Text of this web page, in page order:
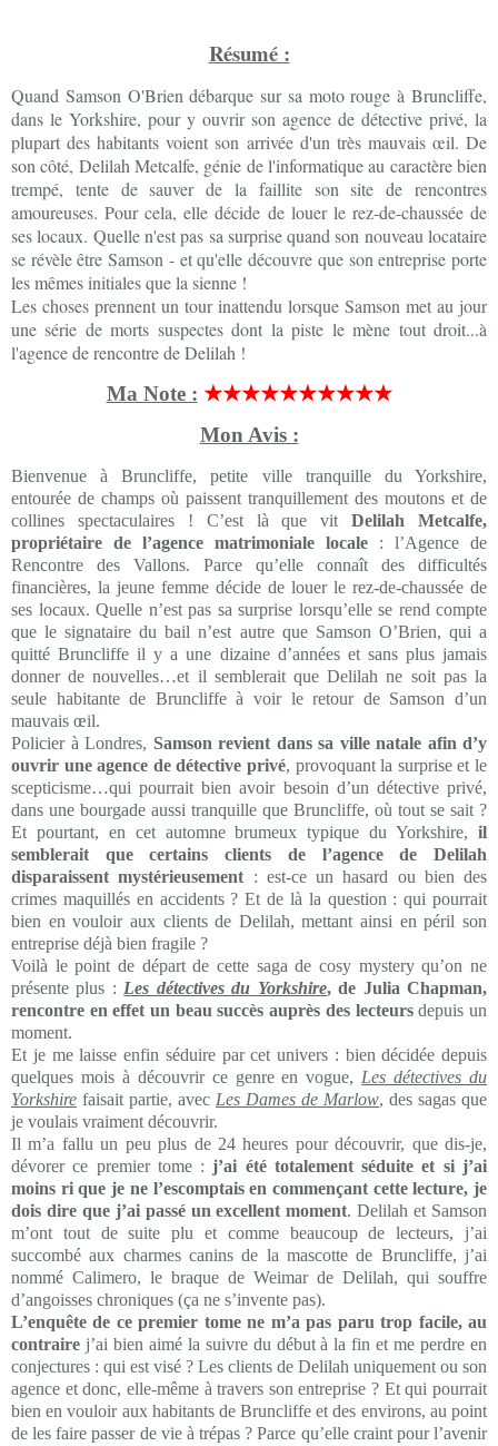
Résumé :
Quand Samson O'Brien débarque sur sa moto rouge à Bruncliffe,
dans le Yorkshire, pour y ouvrir son agence de détective privé, la
plupart des habitants voient son arrivée d'un très mauvais œil. De
son côté, Delilah Metcalfe, génie de l'informatique au caractère bien
trempé, tente de sauver de la faillite son site de rencontres
amoureuses. Pour cela, elle décide de louer le rez-de-chaussée de
ses locaux. Quelle n'est pas sa surprise quand son nouveau locataire
se révèle être Samson - et qu'elle découvre que son entreprise porte
les mêmes initiales que la sienne !
Les choses prennent un tour inattendu lorsque Samson met au jour
une série de morts suspectes dont la piste le mène tout droit...à
l'agence de rencontre de Delilah !
Ma Note : ★★★★★★★★★★
Mon Avis :
Bienvenue à Bruncliffe, petite ville tranquille du Yorkshire,
entourée de champs où paissent tranquillement des moutons et de
collines spectaculaires ! C’est là que vitDelilah Metcalfe,
propriétaire de l’agence matrimoniale locale : l’Agence de
Rencontre des Vallons. Parce qu’elle connaît des difficultés
financières, la jeune femme décide de louer le rez-de-chaussée de
ses locaux. Quelle n’est pas sa surprise lorsqu’elle se rend compte
que le signataire du bail n’est autre que Samson O’Brien, qui a
quitté Bruncliffe il y a une dizaine d’années et sans plus jamais
donner de nouvelles…et il semblerait que Delilah ne soit pas la
seule habitante de Bruncliffe à voir le retour de Samson d’un
mauvais œil.
Policier à Londres, Samson revient dans sa ville natale afin d’y
ouvrir une agence de détective privé, provoquant la surprise et le
scepticisme…qui pourrait bien avoir besoin d’un détective privé,
dans une bourgade aussi tranquille que Bruncliffe, où tout se sait ?
Et pourtant, en cet automne brumeux typique du Yorkshire, il
semblerait que certains clients de l’agence de Delilah
disparaissent mystérieusement : est-ce un hasard ou bien des
crimes maquillés en accidents ? Et de là la question : qui pourrait
bien en vouloir aux clients de Delilah, mettant ainsi en péril son
entreprise déjà bien fragile ?
Voilà le point de départ de cette saga de cosy mystery qu’on ne
présente plus : Les détectives du Yorkshire, de Julia Chapman,
rencontre en effet un beau succès auprès des lecteursdepuis un
moment.
Et je me laisse enfin séduire par cet univers : bien décidée depuis
quelques mois à découvrir ce genre en vogue, Les détectives du
Yorkshire faisait partie, avec Les Dames de Marlow, des sagas que
je voulais vraiment découvrir.
Il m’a fallu un peu plus de 24 heures pour découvrir, que dis-je,
dévorer ce premier tome :j’ai été totalement séduite et si j’ai
moins ri que je ne l’escomptais en commençant cette lecture, je
dois dire que j’ai passé un excellent moment. Delilah et Samson
m’ont tout de suite plu et comme beaucoup de lecteurs, j’ai
succombé aux charmes canins de la mascotte de Bruncliffe, j’ai
nommé Calimero, le braque de Weimar de Delilah, qui souffre
d’angoisses chroniques (ça ne s’invente pas).
L’enquête de ce premier tome ne m’a pas paru trop facile, au
contraire j’ai bien aimé la suivre du début à la fin et me perdre en
conjectures : qui est visé ? Les clients de Delilah uniquement ou son
agence et donc, elle-même à travers son entreprise ? Et qui pourrait
bien en vouloir aux habitants de Bruncliffe et des environs, au point
de les faire passer de vie à trépas ? Parce qu’elle craint pour l’avenir